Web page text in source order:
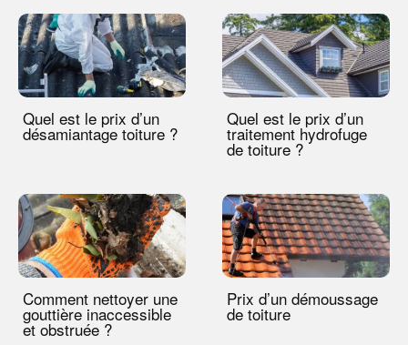
Quel est le prix d’un
désamiantage toiture ?
Quel est le prix d’un
traitement hydrofuge
de toiture ?
Comment nettoyer une
gouttière inaccessible
et obstruée ?
Prix d’un démoussage
de toiture